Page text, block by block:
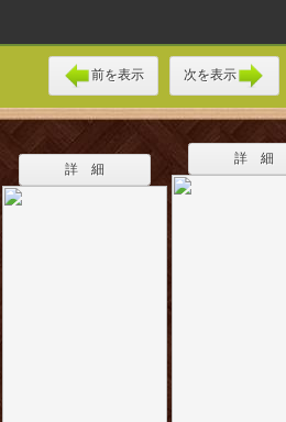
前を表示 次を表示
詳 細
詳 細